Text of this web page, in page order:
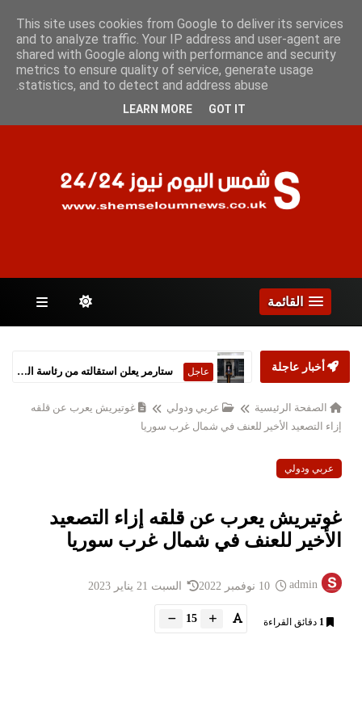
الجمعة 7 أغسطس 2026
الصفحات
القائمة
أخبار عاجلة عاجل
الصفحة الرئيسية عربي ودولي
غوتيريش يعرب عن قلقه
إزاء التصعيد الأخير للعنف في شمال غرب سوريا
عربي ودولي
غوتيريش يعرب عن قلقه إزاء التصعيد
الأخير للعنف في شمال غرب سوريا
admin السبت 21 يناير 2023
1 دقائق القراءة 15
This site uses cookies from Google to deliver its services
and to analyze traffic. Your IP address and user-agent are
shared with Google along with performance and security
metrics to ensure quality of service, generate usage
statistics, and to detect and address abuse.
LEARN MORE GOT IT